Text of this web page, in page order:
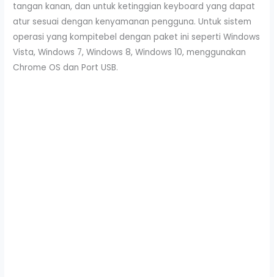
tangan kanan, dan untuk ketinggian keyboard yang dapat
atur sesuai dengan kenyamanan pengguna. Untuk sistem
operasi yang kompitebel dengan paket ini seperti Windows
Vista, Windows 7, Windows 8, Windows 10, menggunakan
Chrome OS dan Port USB.